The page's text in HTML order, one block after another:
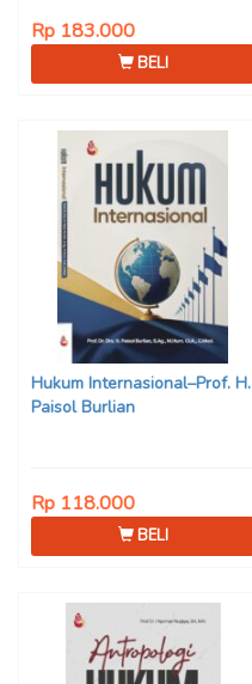
Rp 183.000
BELI
Hukum Internasional–Prof. H.
Paisol Burlian
Rp 118.000
BELI